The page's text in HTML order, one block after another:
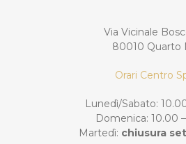
Via Vicinale
80010 Quarto
Orari Centro
Lunedì/Sabato:
Domenica: 10.00
Martedì: chiusura